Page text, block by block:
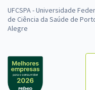
UFCSPA - Universidade
de Ciência da Saúde de
Alegre